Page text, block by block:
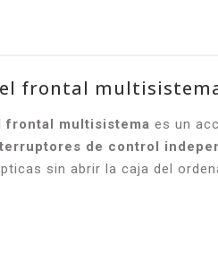
frontal
frontal multisistema es un
de control
sin abrir la caja del